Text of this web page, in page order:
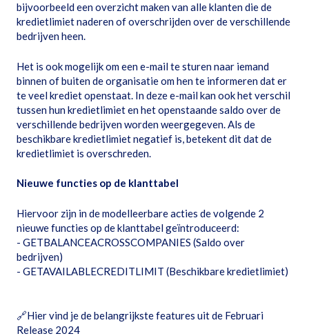
bijvoorbeeld een overzicht maken van alle klanten die de
kredietlimiet naderen of overschrijden over de verschillende
bedrijven heen.
Het is ook mogelijk om een e-mail te sturen naar iemand
binnen of buiten de organisatie om hen te informeren dat er
te veel krediet openstaat. In deze e-mail kan ook het verschil
tussen hun kredietlimiet en het openstaande saldo over de
verschillende bedrijven worden weergegeven. Als de
beschikbare kredietlimiet negatief is, betekent dit dat de
kredietlimiet is overschreden.
Nieuwe functies op de klanttabel
Hiervoor zijn in de modelleerbare acties de volgende 2
nieuwe functies op de klanttabel geïntroduceerd:
- GETBALANCEACROSSCOMPANIES (Saldo over
bedrijven)
- GETAVAILABLECREDITLIMIT (Beschikbare kredietlimiet)
🔗Hier vind je de belangrijkste features uit de Februari
Release 2024